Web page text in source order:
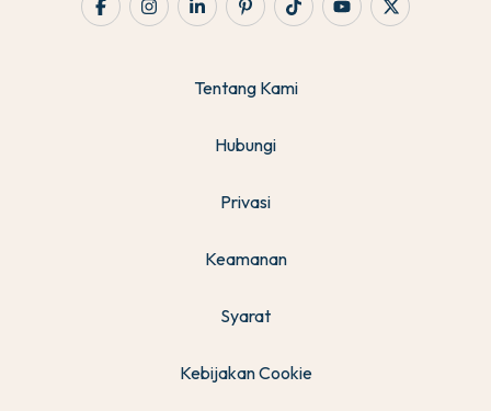
Tentang Kami
Hubungi
Privasi
Keamanan
Syarat
Kebijakan Cookie